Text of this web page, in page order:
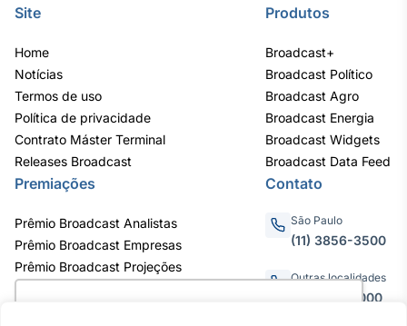
Site
Home
Notícias
Termos de uso
Política de privacidade
Contrato Máster Terminal
Releases Broadcast
Produtos
Broadcast+
Broadcast Político
Broadcast Agro
Broadcast Energia
Broadcast Widgets
Broadcast Data Feed
Premiações
Prêmio Broadcast Analistas
Prêmio Broadcast Empresas
Prêmio Broadcast Projeções
Contato
São Paulo
(11) 3856-3500
Outras localidades
0800.011.3000